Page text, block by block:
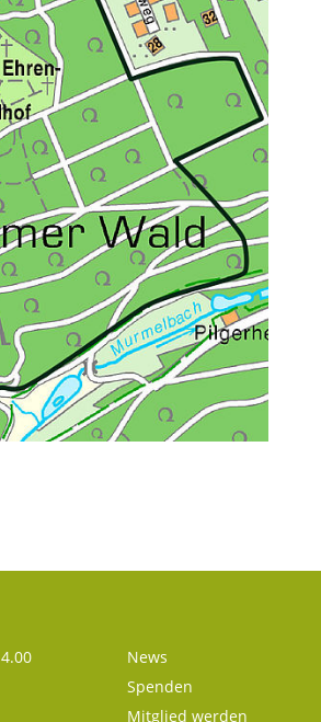
News
Spenden
Mitglied werden